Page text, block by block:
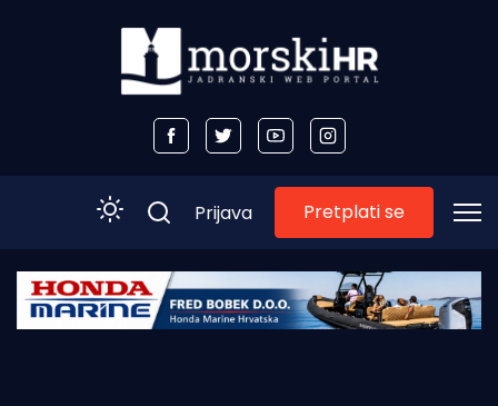
Početna
Prijava Pretplati se